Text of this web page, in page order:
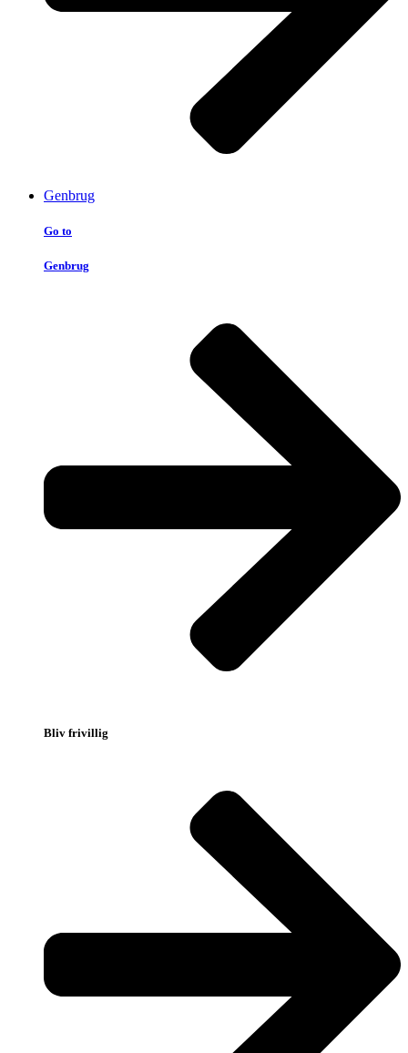
Genbrug
Go to
Genbrug
Bliv frivillig